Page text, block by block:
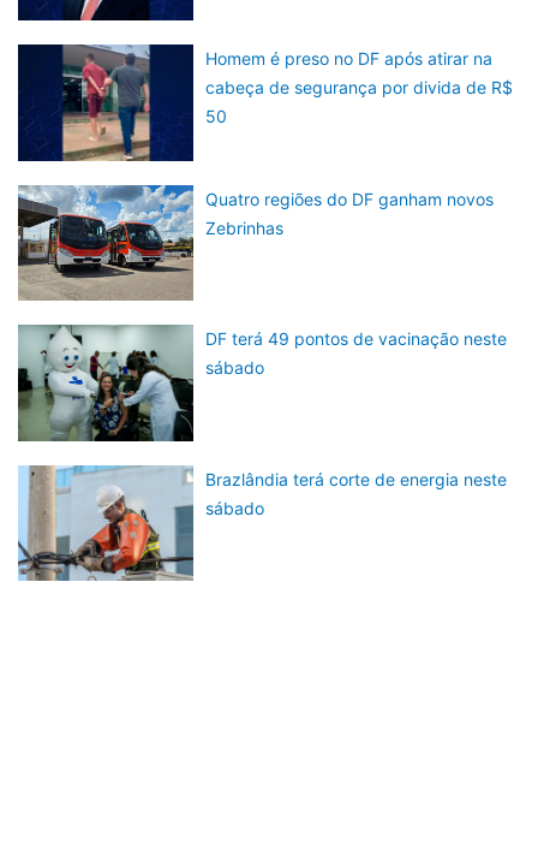
Homem é preso no DF após atirar na
cabeça de segurança por divida de R$
50
Quatro regiões do DF ganham novos
Zebrinhas
DF terá 49 pontos de vacinação neste
sábado
Brazlândia terá corte de energia neste
sábado